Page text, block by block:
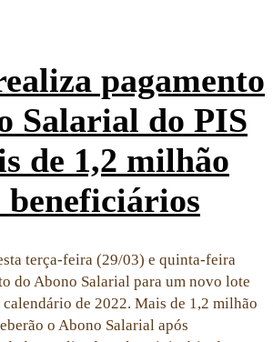
pagamento
Salarial do PIS
de 1,2 milhão
beneficiários
terça-feira (29/03) e quinta-feira
do Abono Salarial para um novo lote
de 2022. Mais de 1,2 milhão
o Abono Salarial após